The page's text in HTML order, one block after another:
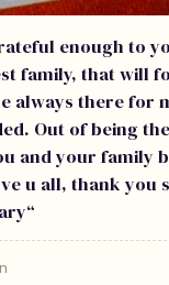
enough to
family, that will
always there for
Out of being
and your family
u all, thank you